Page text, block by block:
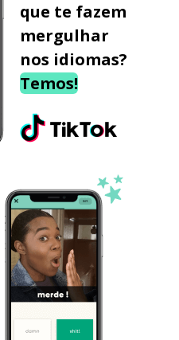
que te fazem
mergulhar
nos idiomas?
Temos!